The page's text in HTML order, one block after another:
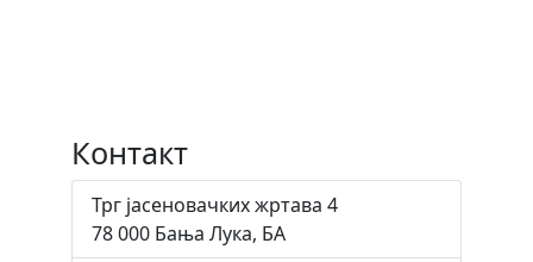
Контакт
Трг јасеновачких жртава 4
78 000 Бања Лука, БА